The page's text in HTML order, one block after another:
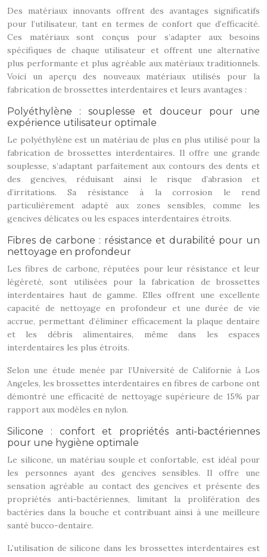
Des matériaux innovants offrent des avantages significatifs
pour l’utilisateur, tant en termes de confort que d’efficacité.
Ces matériaux sont conçus pour s’adapter aux besoins
spécifiques de chaque utilisateur et offrent une alternative
plus performante et plus agréable aux matériaux traditionnels.
Voici un aperçu des nouveaux matériaux utilisés pour la
fabrication de brossettes interdentaires et leurs avantages :
Polyéthylène : souplesse et douceur pour une
expérience utilisateur optimale
Le polyéthylène est un matériau de plus en plus utilisé pour la
fabrication de brossettes interdentaires. Il offre une grande
souplesse, s’adaptant parfaitement aux contours des dents et
des gencives, réduisant ainsi le risque d’abrasion et
d’irritations. Sa résistance à la corrosion le rend
particulièrement adapté aux zones sensibles, comme les
gencives délicates ou les espaces interdentaires étroits.
Fibres de carbone : résistance et durabilité pour un
nettoyage en profondeur
Les fibres de carbone, réputées pour leur résistance et leur
légèreté, sont utilisées pour la fabrication de brossettes
interdentaires haut de gamme. Elles offrent une excellente
capacité de nettoyage en profondeur et une durée de vie
accrue, permettant d’éliminer efficacement la plaque dentaire
et les débris alimentaires, même dans les espaces
interdentaires les plus étroits.
Selon une étude menée par l’Université de Californie à Los
Angeles, les brossettes interdentaires en fibres de carbone ont
démontré une efficacité de nettoyage supérieure de 15% par
rapport aux modèles en nylon.
Silicone : confort et propriétés anti-bactériennes
pour une hygiène optimale
Le silicone, un matériau souple et confortable, est idéal pour
les personnes ayant des gencives sensibles. Il offre une
sensation agréable au contact des gencives et présente des
propriétés anti-bactériennes, limitant la prolifération des
bactéries dans la bouche et contribuant ainsi à une meilleure
santé bucco-dentaire.
L’utilisation de silicone dans les brossettes interdentaires est